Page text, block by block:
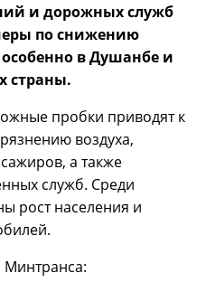
и дорожных служб
по снижению
в Душанбе и
страны.
пробки приводят к
воздуха,
а также
служб. Среди
рост населения и
Минтранса: